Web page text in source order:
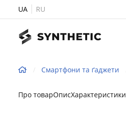
UA RU
Смартфони та ґаджети
Про товарОписХарактеристики